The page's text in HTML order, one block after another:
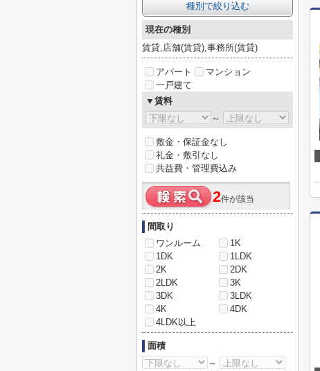
種別で絞り込む
現在の種別
賃貸,店舗(賃貸),事務所(賃貸)
アパート
マンション
一戸建て
▼賃料
～
敷金・保証金なし
礼金・敷引なし
共益費・管理費込み
2件が該当
間取り
ワンルーム
1K
1DK
1LDK
2K
2DK
2LDK
3K
3DK
3LDK
4K
4DK
4LDK以上
面積
～